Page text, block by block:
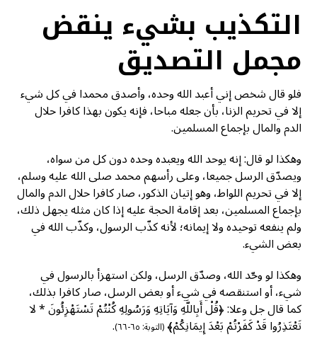
التكذيب بشيء ينقض
مجمل التصديق
فلو قال شخص إني أعبد الله وحده، وأصدق محمدا في كل شيء
إلا في تحريم الزنا، بأن جعله مباحا، فإنه يكون بهذا كافرا حلال
الدم والمال بإجماع المسلمين.
وهكذا لو قال: إنه يوحد الله ويعبده وحده دون كل من سواه،
ويصدّق الرسل جميعا، وعلى رأسهم محمد صلى الله عليه وسلم،
إلا في تحريم اللواط، وهو إتيان الذكور، صار كافرا حلال الدم والمال
بإجماع المسلمين، بعد إقامة الحجة عليه إذا كان مثله يجهل ذلك،
ولم ينفعه توحيده ولا إيمانه؛ لأنه كذّب الرسول، وكذّب الله في
بعض الشيء.
وهكذا لو وحّد الله، وصدّق الرسل، ولكن استهزأ بالرسول في
شيء، أو استنقصه في شيء أو بعض الرسل، صار كافرا بذلك،
كما قال جل وعلا: ﴿قُلْ أَبِاللَّهِ وَآيَاتِهِ وَرَسُولِهِ كُنْتُمْ تَسْتَهْزِئُونَ * لا
تَعْتَذِرُوا قَدْ كَفَرْتُمْ بَعْدَ إِيمَانِكُمْ﴾(التوبة: ٦٥-٦٦) .